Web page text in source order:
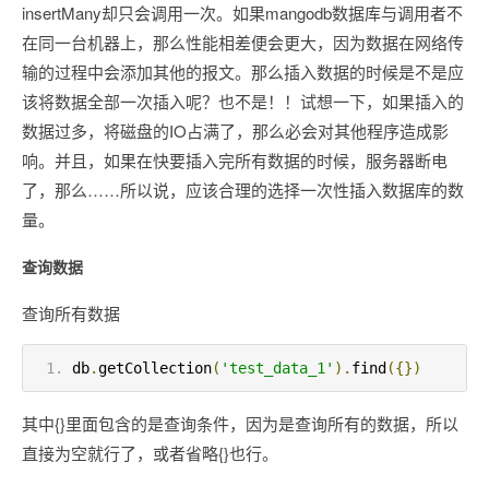
insertMany却只会调用一次。如果mangodb数据库与调用者不
在同一台机器上，那么性能相差便会更大，因为数据在网络传
输的过程中会添加其他的报文。那么插入数据的时候是不是应
该将数据全部一次插入呢？也不是！！试想一下，如果插入的
数据过多，将磁盘的IO占满了，那么必会对其他程序造成影
响。并且，如果在快要插入完所有数据的时候，服务器断电
了，那么……所以说，应该合理的选择一次性插入数据库的数
量。
查询数据
查询所有数据
db.getCollection( 'test_data_1' ). find ({})
其中{}里面包含的是查询条件，因为是查询所有的数据，所以
直接为空就行了，或者省略{}也行。